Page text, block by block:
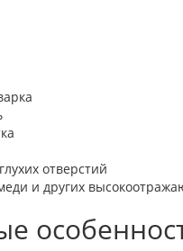
отверстий
и других